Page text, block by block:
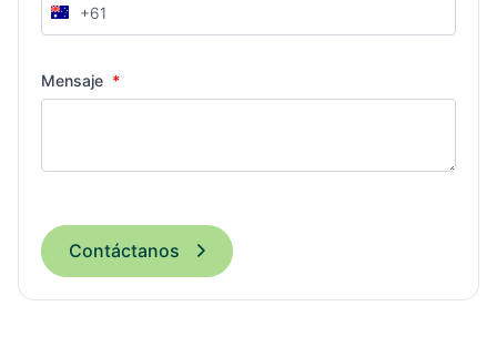
Australia
+61
+61
Mensaje *
Contáctanos